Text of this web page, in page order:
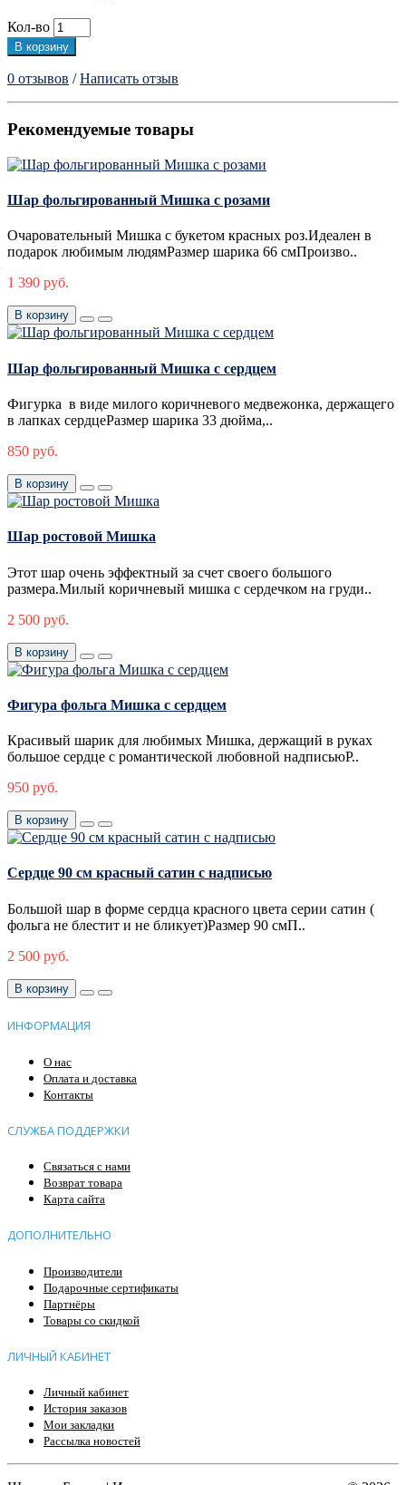
Кол-во
В корзину
0 отзывов /Написать отзыв
Рекомендуемые товары
Шар фольгированный Мишка с розами
Очаровательный Мишка с букетом красных роз.Идеален в
подарок любимым людямРазмер шарика 66 смПроизво..
1 390 руб.
В корзину
Шар фольгированный Мишка с сердцем
Фигурка в виде милого коричневого медвежонка, держащего
в лапках сердцеРазмер шарика 33 дюйма,..
850 руб.
В корзину
Шар ростовой Мишка
Этот шар очень эффектный за счет своего большого
размера.Милый коричневый мишка с сердечком на груди..
2 500 руб.
В корзину
Фигура фольга Мишка с сердцем
Красивый шарик для любимых Мишка, держащий в руках
большое сердце с романтической любовной надписьюР..
950 руб.
В корзину
Сердце 90 см красный сатин с надписью
Большой шар в форме сердца красного цвета серии сатин (
фольга не блестит и не бликует)Размер 90 смП..
2 500 руб.
В корзину
ИНФОРМАЦИЯ
О нас
Оплата и доставка
Контакты
СЛУЖБА ПОДДЕРЖКИ
Связаться с нами
Возврат товара
Карта сайта
ДОПОЛНИТЕЛЬНО
Производители
Подарочные сертификаты
Партнёры
Товары со скидкой
ЛИЧНЫЙ КАБИНЕТ
Личный кабинет
История заказов
Мои закладки
Рассылка новостей